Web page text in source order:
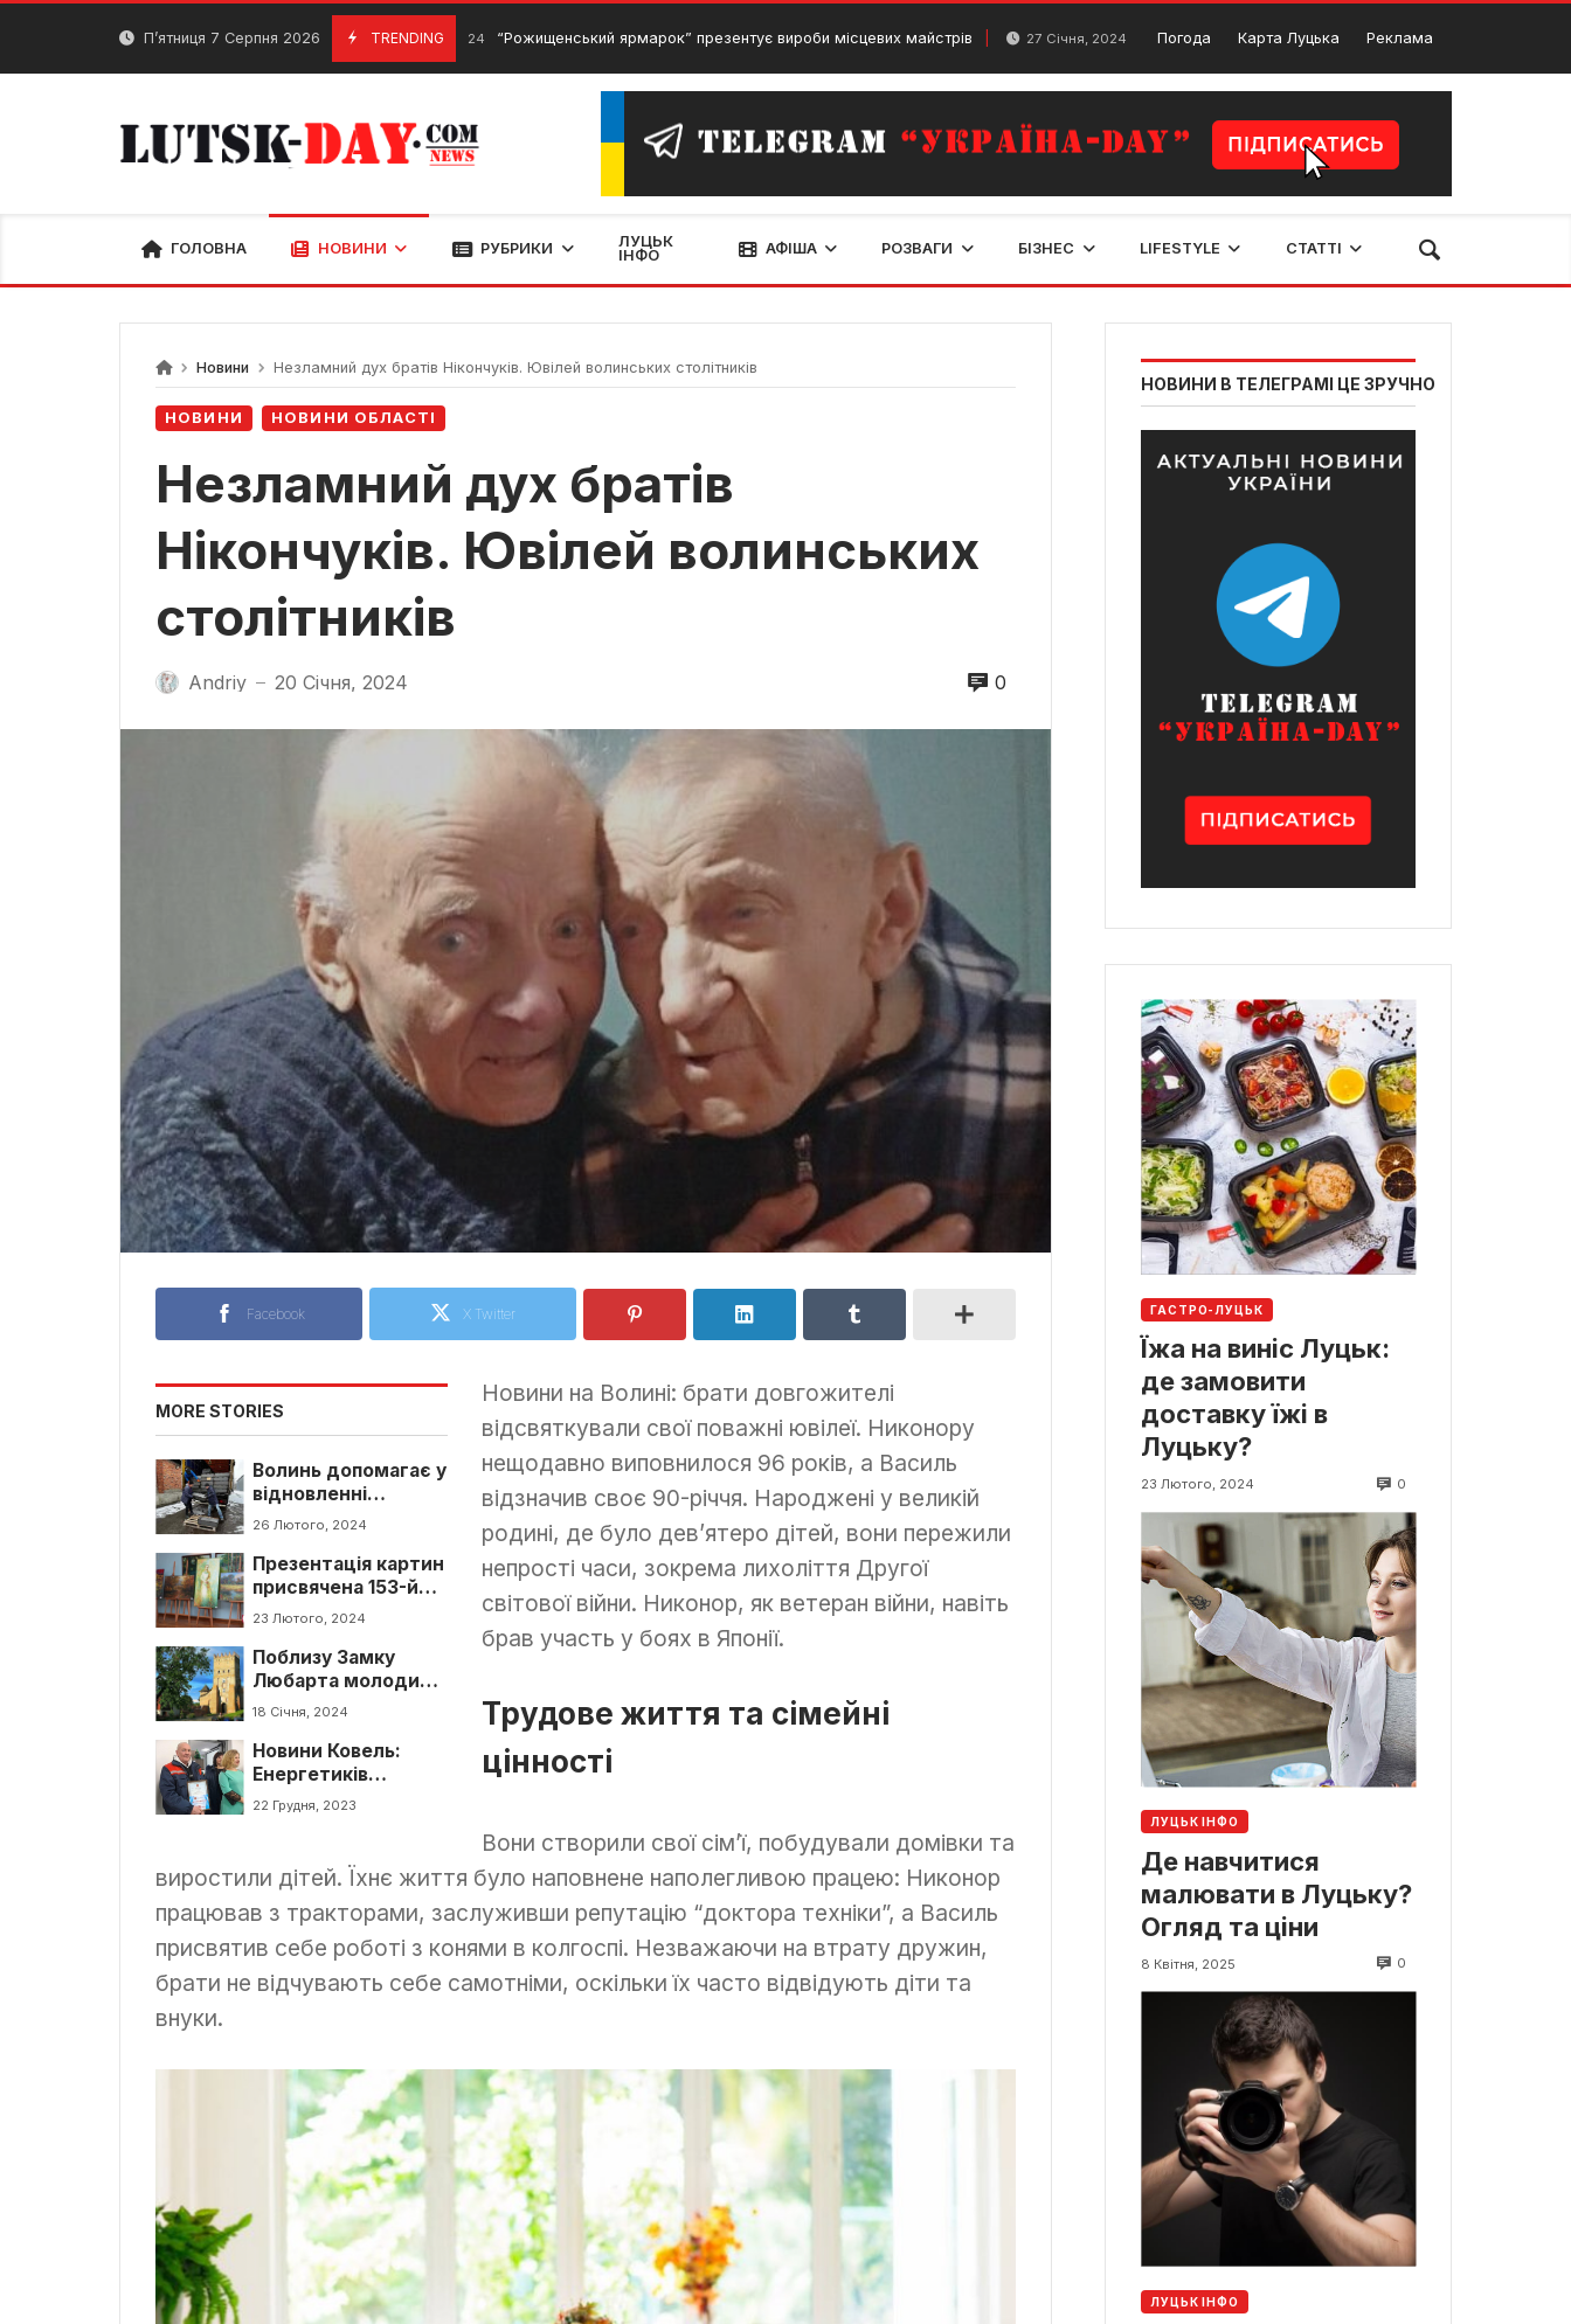
Skip
П’ятниця 7 Серпня 2026 TRENDING
6 Березня, 2024 “Рожищенський ярмарок” презентує вироби місцевих майстрів 27 Січня, 2024 Луцькі підземелля: що приховує підземний світ старого міста
Погода Карта Луцька Реклама
ГОЛОВНА НОВИНИ РУБРИКИ
ЛУЦЬК
ІНФО
АФІША РОЗВАГИ БІЗНЕС LIFESTYLE СТАТТІ
Новини Незламний дух братів Нікончуків. Ювілей волинських столітників
НОВИНИ НОВИНИ ОБЛАСТІ
Незламний дух братів
Нікончуків. Ювілей волинських
столітників
Andriy — 20 Січня, 2024 0
Facebook X Twitter
MORE STORIES
Волинь допомагає у
відновленні
Харківщини
26 Лютого, 2024
Презентація картин
присвячена 153-й
річниці від дня
Українки на Волині
23 Лютого, 2024
Поблизу Замку
Любарта молодики
співали російські
18 Січня, 2024
Новини Ковель:
Енергетиків
привітали з
22 Грудня, 2023
Новини на Волині: брати довгожителі
відсвяткували свої поважні ювілеї. Никонору
нещодавно виповнилося 96 років, а Василь
відзначив своє 90-річчя. Народжені у великій
родині, де було дев’ятеро дітей, вони пережили
непрості часи, зокрема лихоліття Другої
світової війни. Никонор, як ветеран війни, навіть
брав участь у боях в Японії.
Трудове життя та сімейні
цінності
Вони створили свої сім’ї, побудували домівки та
виростили дітей. Їхнє життя було наповнене наполегливою працею: Никонор
працював з тракторами, заслуживши репутацію “доктора техніки”, а Василь
присвятив себе роботі з конями в колгоспі. Незважаючи на втрату дружин,
брати не відчувають себе самотніми, оскільки їх часто відвідують діти та
внуки.
НОВИНИ В ТЕЛЕГРАМІ ЦЕ ЗРУЧНО
ГАСТРО-ЛУЦЬК
Їжа на виніс Луцьк:
де замовити
доставку їжі в
Луцьку?
23 Лютого, 2024 0
ЛУЦЬК ІНФО
Де навчитися
малювати в Луцьку?
Огляд та ціни
8 Квітня, 2025 0
ЛУЦЬК ІНФО